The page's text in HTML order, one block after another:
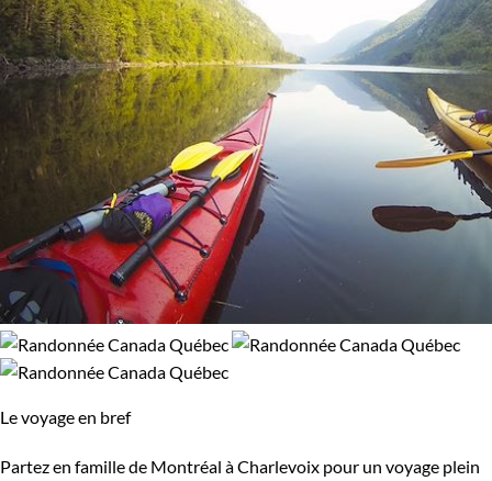
Le voyage en bref
Partez en famille de Montréal à Charlevoix pour un voyage plein